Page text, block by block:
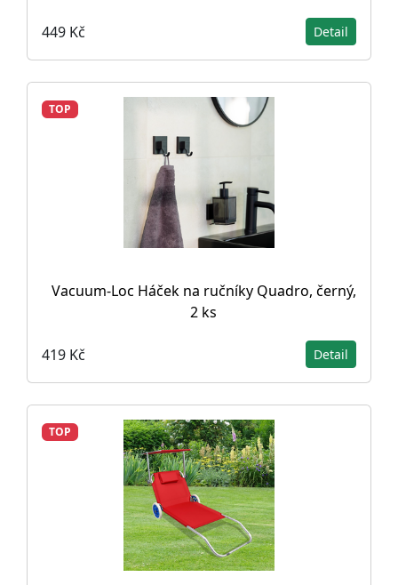
449 Kč Detail
TOP
Vacuum-Loc Háček na ručníky Quadro, černý,
2 ks
419 Kč Detail
TOP